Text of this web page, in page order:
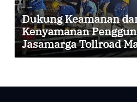
Dukung Keamanan
Kenyamanan
Jasamarga Tollroad
Laksanakan